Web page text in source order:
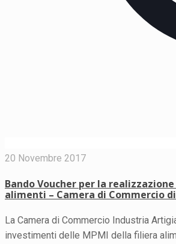
20 Novembre 2017
Bando Voucher per la
alimenti – Camera di Commercio
La Camera di Commercio Industria
investimenti delle MPMI della filiera